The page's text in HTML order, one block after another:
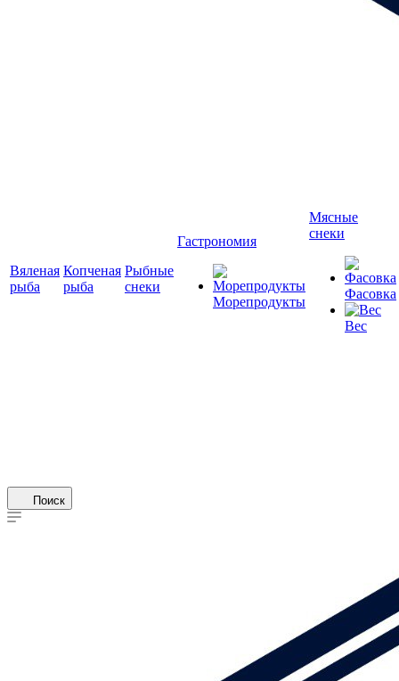
Вяленая
рыба
Копченая
рыба
Рыбные
снеки
Гастрономия
Морепродукты
Мясные
снеки
Фасовка
Вес
Поиск